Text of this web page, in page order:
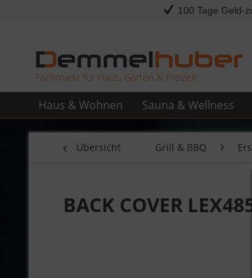
100 Tage Geld-
Fachmarkt für Haus, Garten & Freizeit
Haus & Wohnen Sauna & Wellness
Übersicht Grill & BBQ
BACK COVER